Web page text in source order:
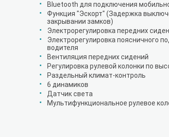
Bluetooth для подключения
Функция "Эскорт" (Задержка
закрывании замков)
Электрорегулировка передних
Электрорегулировка поясничного
водителя
Вентиляция передних сидений
Регулировка рулевой колонки по
Раздельный климат-контроль
6 динамиков
Датчик света
Мультифункциональное рулевое